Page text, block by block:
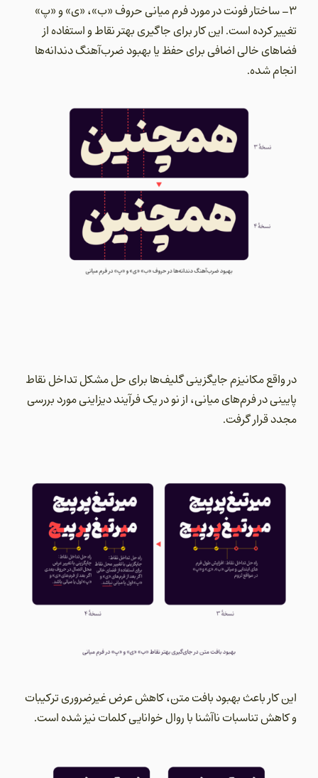
3- ساختار فونت در مورد فرم میانی حروف «ب»، «ی» و «پ»
تغییر کرده است. این کار برای جاگیری بهتر نقاط و استفاده از
فضاهای خالی اضافی برای حفظ یا بهبود ضرب‌آهنگ دندانه‌ها
انجام شده.
در واقع مکانیزم جایگزینی گلیف‌ها برای حل مشکل تداخل نقاط
پایینی در فرم‌های میانی، از نو در یک فرآیند دیزاینی مورد بررسی
مجدد قرار گرفت.
این کار باعث بهبود بافت متن، کاهش عرض غیرضروری ترکیبات
و کاهش تناسبات ناآشنا با روال خوانایی کلمات نیز شده است.